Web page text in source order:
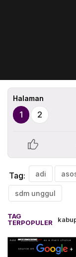
Halaman
1 2
Tag: adi
sdm unggul
TAG
TERPOPULER